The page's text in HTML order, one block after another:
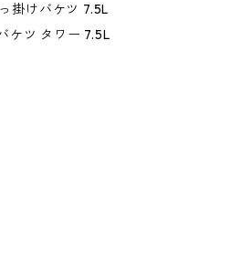
掛けバケツ 7.5L
ケツ タワー 7.5L